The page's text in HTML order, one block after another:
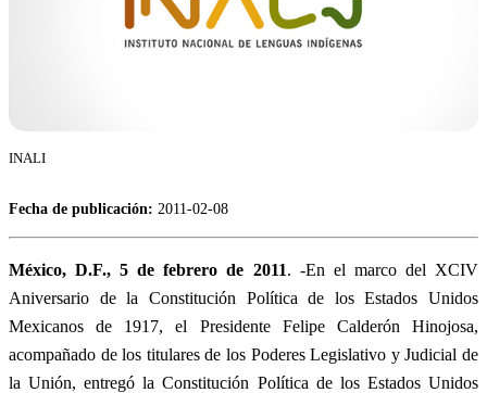
INALI
Fecha de publicación: 2011-02-08
México, D.F., 5 de febrero de 2011. -En el marco del XCIV
Aniversario de la Constitución Política de los Estados Unidos
Mexicanos de 1917, el Presidente Felipe Calderón Hinojosa,
acompañado de los titulares de los Poderes Legislativo y Judicial de
la Unión, entregó la Constitución Política de los Estados Unidos